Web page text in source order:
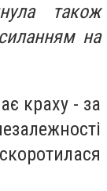
також
на
краху - за